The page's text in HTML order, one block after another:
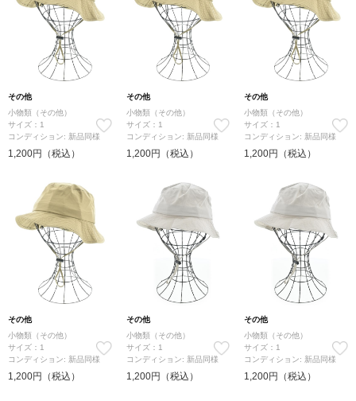
その他
小物類（その他）
サイズ：1
コンディション: 新品同様
1,200円（税込）
その他
小物類（その他）
サイズ：1
コンディション: 新品同様
1,200円（税込）
その他
小物類（その他）
サイズ：1
コンディション: 新品同様
1,200円（税込）
その他
小物類（その他）
サイズ：1
コンディション: 新品同様
1,200円（税込）
その他
小物類（その他）
サイズ：1
コンディション: 新品同様
1,200円（税込）
その他
小物類（その他）
サイズ：1
コンディション: 新品同様
1,200円（税込）